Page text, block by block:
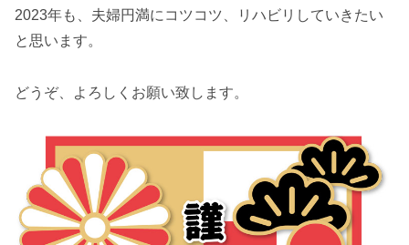
2023年も、夫婦円満にコツコツ、リハビリしていきたい
と思います。
どうぞ、よろしくお願い致します。